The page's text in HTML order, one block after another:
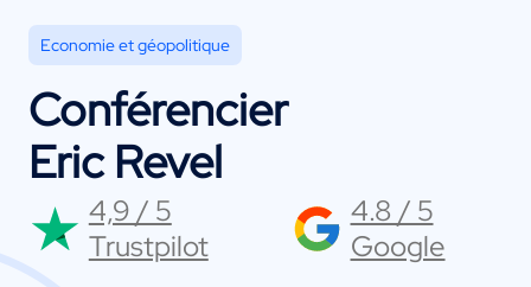
Economie et géopolitique
Conférencier
Eric Revel
4,9 / 5
Trustpilot
4.8 / 5
Google